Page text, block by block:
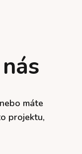
máte
projektu,